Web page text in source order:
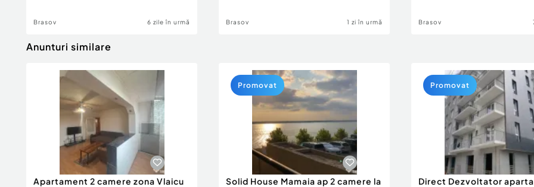
Brasov 6 zile în urmă Brasov 1 zi în urmă Brasov
Anunturi similare
Apartament 2 camere zona Vlaicu
Solid House Mamaia ap 2 camere la
Promovat
Direct Dezvoltator
Promovat